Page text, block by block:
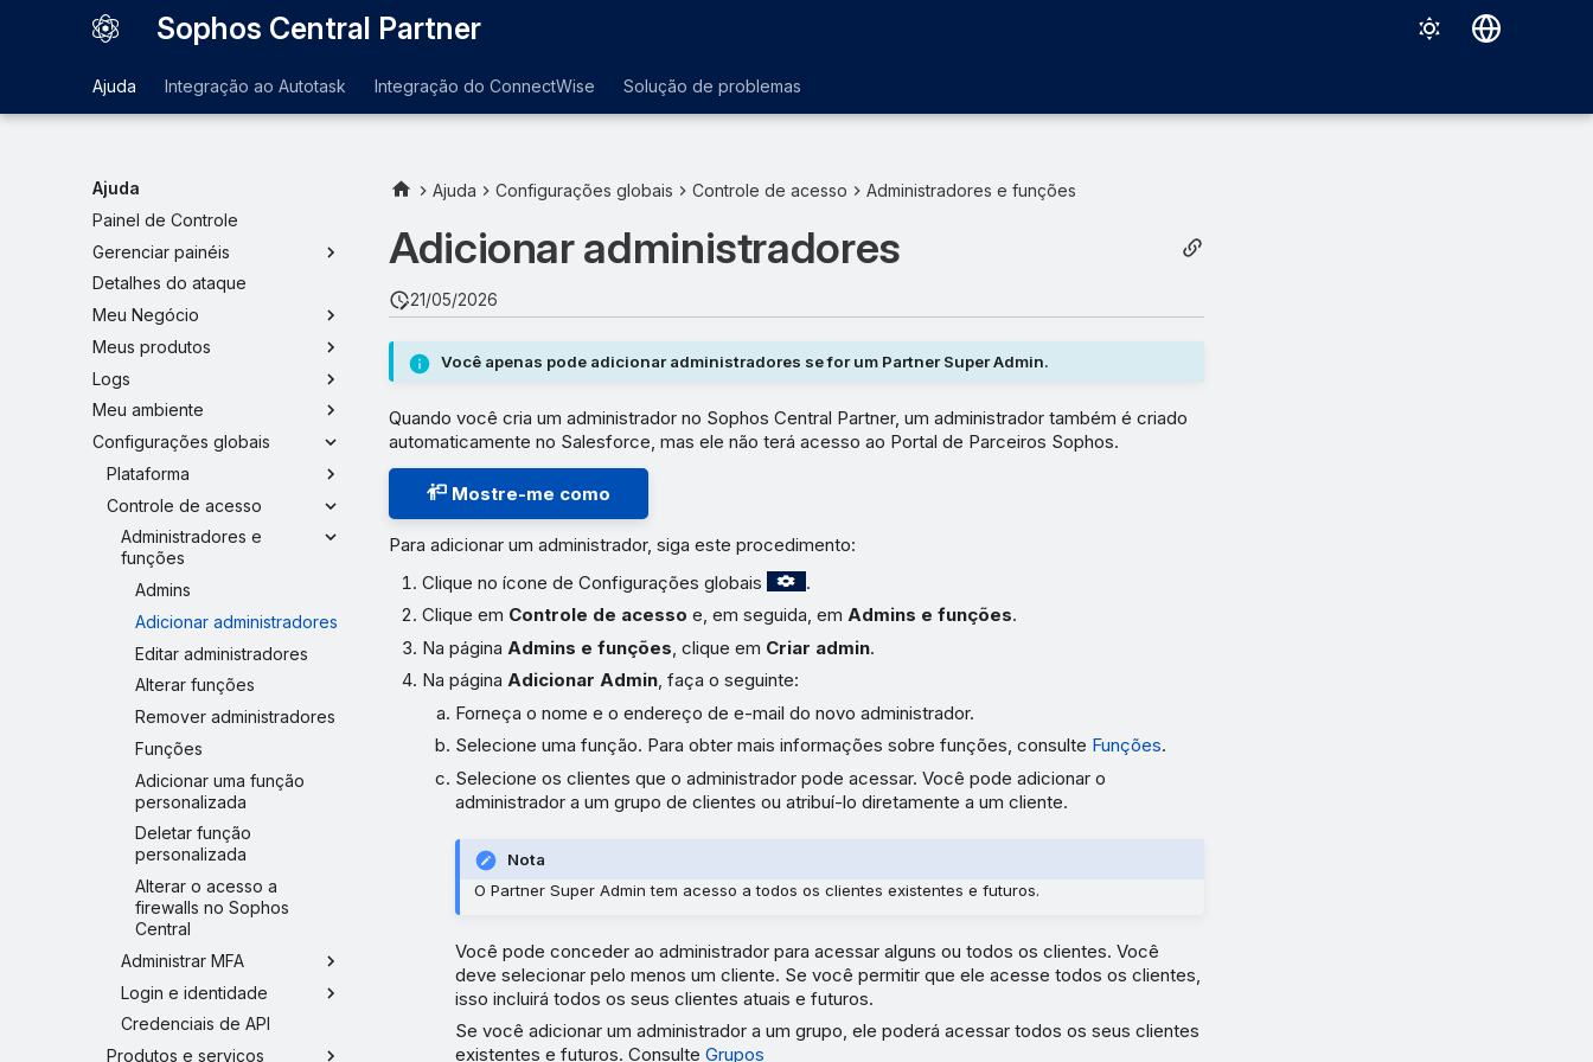
Sophos Central Partner
Ajuda Integração ao Autotask Integração do ConnectWise Solução de problemas
Ajuda
Painel de Controle
Gerenciar painéis
Detalhes do ataque
Meu Negócio
Meus produtos
Logs
Meu ambiente
Configurações globais
Plataforma
Controle de acesso
Administradores e
funções
Admins
Adicionar administradores
Editar administradores
Alterar funções
Remover administradores
Funções
Adicionar uma função
personalizada
Deletar função
personalizada
Alterar o acesso a
firewalls no Sophos
Central
Administrar MFA
Login e identidade
Credenciais de API
Produtos e serviços
Ajuda Configurações globais Controle de acesso Administradores e funções
Adicionar administradores
21/05/2026
Você apenas pode adicionar administradores se for um Partner Super Admin.
Quando você cria um administrador no Sophos Central Partner, um administrador também é criado
automaticamente no Salesforce, mas ele não terá acesso ao Portal de Parceiros Sophos.
Mostre-me como
Para adicionar um administrador, siga este procedimento:
Clique no ícone de Configurações globais
.
Clique em Controle de acesso e, em seguida, emAdmins e funções.
Na páginaAdmins e funções, clique em Criar admin.
Na páginaAdicionar Admin, faça o seguinte:
Forneça o nome e o endereço de e-mail do novo administrador.
Selecione uma função. Para obter mais informações sobre funções, consulte Funções.
Selecione os clientes que o administrador pode acessar. Você pode adicionar o
administrador a um grupo de clientes ou atribuí-lo diretamente a um cliente.
Nota
O Partner Super Admin tem acesso a todos os clientes existentes e futuros.
Você pode conceder ao administrador para acessar alguns ou todos os clientes. Você
deve selecionar pelo menos um cliente. Se você permitir que ele acesse todos os clientes,
isso incluirá todos os seus clientes atuais e futuros.
Se você adicionar um administrador a um grupo, ele poderá acessar todos os seus clientes
existentes e futuros. ConsulteGrupos